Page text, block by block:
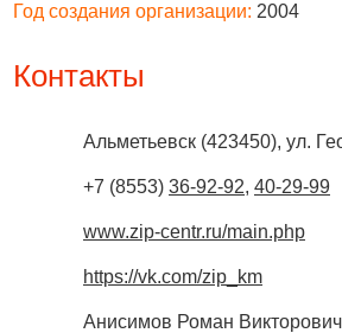
Год создания организации: 2004
Контакты
Альметьевск (423450), ул.
+7 (8553) 36-92-92, 40-29-99
www.zip-centr.ru/main.php
https://vk.com/zip_km
Анисимов Роман Викторович